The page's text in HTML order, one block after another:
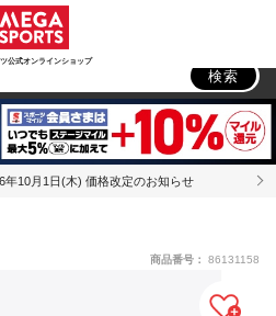
ツ公式オンラインショップ
検索
年10月1日(木) 価格改定のお知らせ
商品番号： 86131158